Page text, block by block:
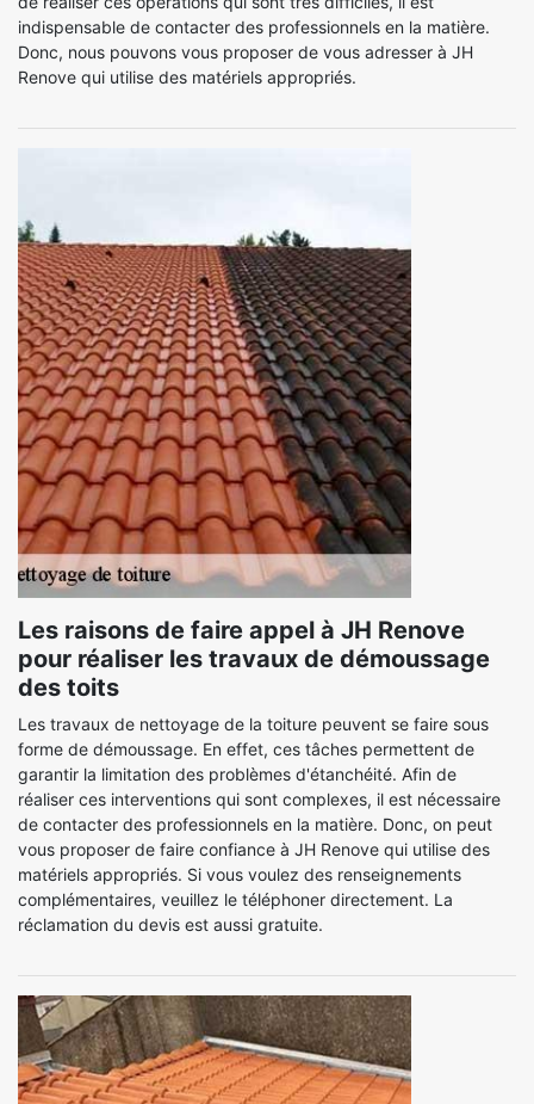
indispensable de contacter des professionnels en la matière.
Donc, nous pouvons vous proposer de vous adresser à JH
Renove qui utilise des matériels appropriés.
Les raisons de faire appel à JH Renove
pour réaliser les travaux de démoussage
des toits
Les travaux de nettoyage de la toiture peuvent se faire sous
forme de démoussage. En effet, ces tâches permettent de
garantir la limitation des problèmes d'étanchéité. Afin de
réaliser ces interventions qui sont complexes, il est nécessaire
de contacter des professionnels en la matière. Donc, on peut
vous proposer de faire confiance à JH Renove qui utilise des
matériels appropriés. Si vous voulez des renseignements
complémentaires, veuillez le téléphoner directement. La
réclamation du devis est aussi gratuite.